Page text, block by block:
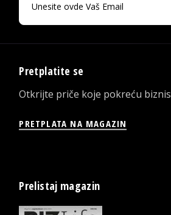
Pretplatite se
Otkrijte priče koje pokreću biznis
PRETPLATA NA MAGAZIN
Prelistaj magazin